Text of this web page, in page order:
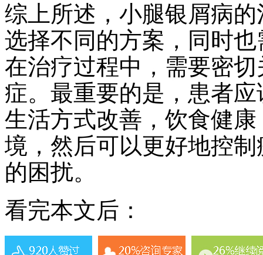
综上所述，小腿银屑病
选择不同的方案，同时
在治疗过程中，需要密
症。最重要的是，患者
生活方式改善，饮食健
境，然后可以更好地控
的困扰。
看完本文后：